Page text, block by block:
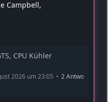
Campbell,
CPU Kühler
2026 um 23:05 2 Antworten